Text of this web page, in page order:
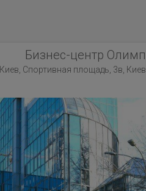
Бизнес-центр Олимп
Киев, Спортивная площадь, 3в, Киев